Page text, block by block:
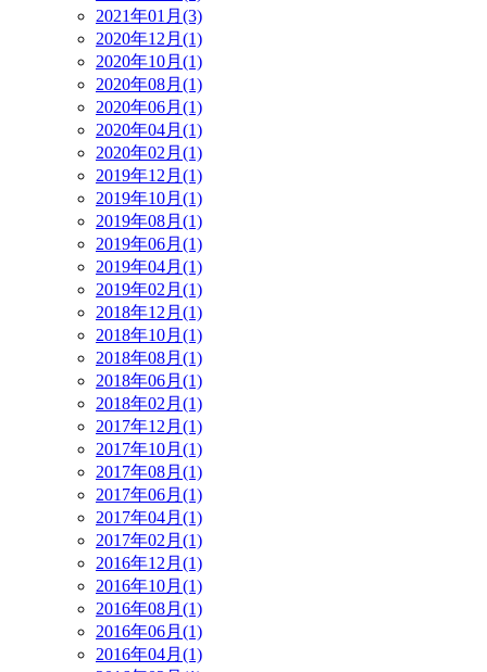
2021年01月(3)
2020年12月(1)
2020年10月(1)
2020年08月(1)
2020年06月(1)
2020年04月(1)
2020年02月(1)
2019年12月(1)
2019年10月(1)
2019年08月(1)
2019年06月(1)
2019年04月(1)
2019年02月(1)
2018年12月(1)
2018年10月(1)
2018年08月(1)
2018年06月(1)
2018年02月(1)
2017年12月(1)
2017年10月(1)
2017年08月(1)
2017年06月(1)
2017年04月(1)
2017年02月(1)
2016年12月(1)
2016年10月(1)
2016年08月(1)
2016年06月(1)
2016年04月(1)